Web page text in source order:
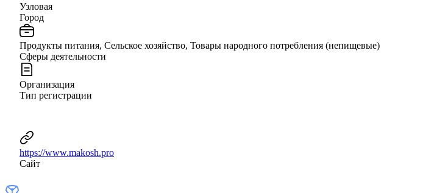
Узловая
Город
Продукты питания, Сельское хозяйство, Товары народного потребления (непищевые)
Сферы деятельности
Организация
Тип регистрации
https://www.makosh.pro
Сайт